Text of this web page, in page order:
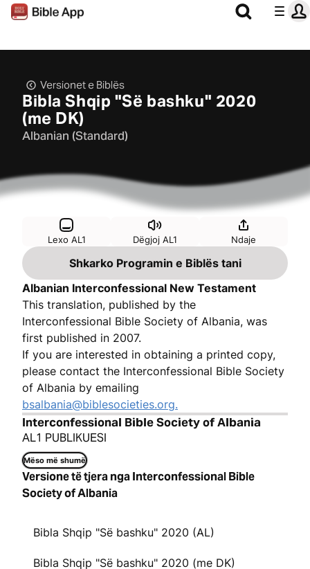
Versionet e Biblës
Bibla Shqip "Së bashku" 2020
(me DK)
Albanian (Standard)
Lexo AL1 Dëgjoj AL1 Ndaje
Shkarko Programin e Biblës tani
Albanian Interconfessional New Testament
This translation, published by the
Interconfessional Bible Society of Albania, was
first published in 2007.
If you are interested in obtaining a printed copy,
please contact the Interconfessional Bible Society
of Albania by emailing
bsalbania@biblesocieties.org.
Interconfessional Bible Society of Albania
AL1 PUBLIKUESI
Mëso më shumë
Versione të tjera nga Interconfessional Bible
Society of Albania
Bibla Shqip "Së bashku" 2020 (AL)
Bibla Shqip "Së bashku" 2020 (me DK)